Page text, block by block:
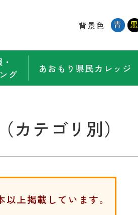
背景色 青 黒
グ
あおもり県民カレッジ
テゴリ別）
上掲載しています。